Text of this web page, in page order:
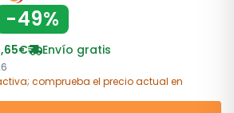
-49%
€ Envío gratis
comprueba el precio actual en